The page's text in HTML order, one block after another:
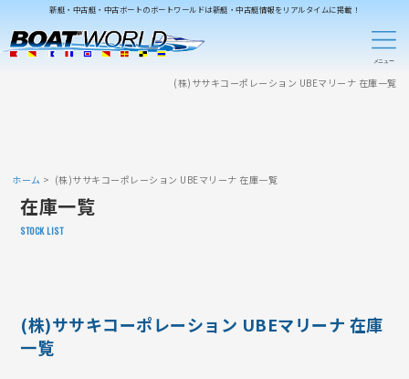
新艇・中古艇・中古ボートのボートワールドは新艇・中古艇情報をリアルタイムに掲載！
(株)ササキコーポレーション UBEマリーナ 在庫一覧
ホーム (株)ササキコーポレーション UBEマリーナ 在庫一覧
在庫一覧
STOCK LIST
(株)ササキコーポレーション UBEマリーナ 在庫
一覧